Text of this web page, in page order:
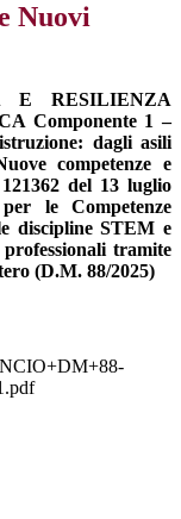
Nuovi
E RESILIENZA
Componente 1 –
dagli asili
competenze e
del 13 luglio
le Competenze
discipline STEM e
tramite
(D.M. 88/2025)